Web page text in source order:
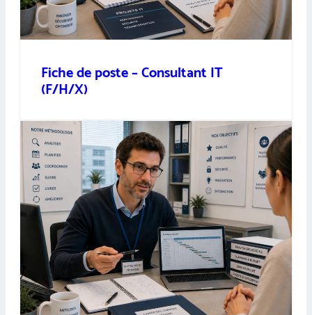
Fiche de poste – Consultant IT
(F/H/X)